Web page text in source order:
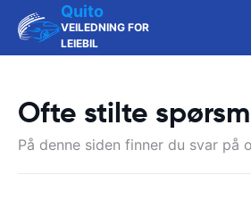
Quito
VEILEDNING FOR
LEIEBIL
Ofte stilte
På denne siden finner du svar på